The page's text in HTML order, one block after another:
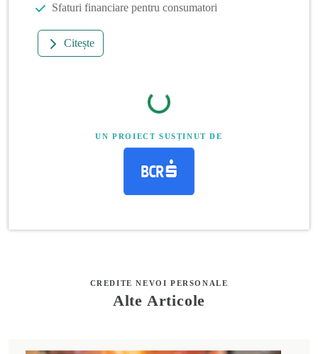
Sfaturi financiare pentru consumatori
Citește
UN PROIECT SUSȚINUT DE
CREDITE NEVOI PERSONALE
Alte Articole